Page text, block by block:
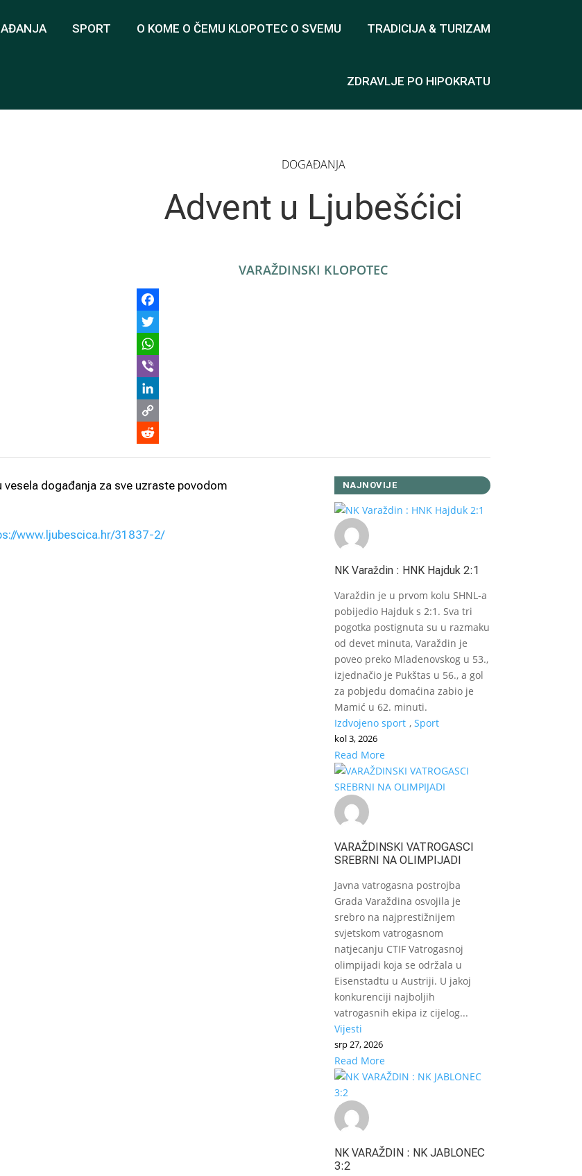
SPORT O KOME O ČEMU KLOPOTEC O SVEMU TRADICIJA & TURIZAM
ZDRAVLJE PO HIPOKRATU
DOGAĐANJA
Advent u Ljubešćici
VARAŽDINSKI KLOPOTEC
Link
Reddit
vesela događanja za sve uzraste povodom
www.ljubescica.hr/31837-2/
NAJNOVIJE
NK Varaždin : HNK Hajduk 2:1
Varaždin je u prvom kolu SHNL-a
pobijedio Hajduk s 2:1. Sva tri
pogotka postignuta su u razmaku
od devet minuta, Varaždin je
poveo preko Mladenovskog u 53.,
izjednačio je Pukštas u 56., a gol
za pobjedu domaćina zabio je
Mamić u 62. minuti.
Izdvojeno sport , Sport
kol 3, 2026
Read More
VARAŽDINSKI VATROGASCI
SREBRNI NA OLIMPIJADI
Javna vatrogasna postrojba
Grada Varaždina osvojila je
srebro na najprestižnijem
svjetskom vatrogasnom
natjecanju CTIF Vatrogasnoj
olimpijadi koja se održala u
Eisenstadtu u Austriji. U jakoj
konkurenciji najboljih
vatrogasnih ekipa iz cijelog...
Vijesti
srp 27, 2026
Read More
NK VARAŽDIN : NK JABLONEC
3:2